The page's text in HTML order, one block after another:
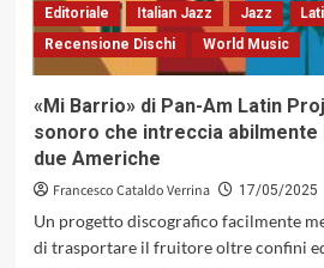
l’Anticonformista»
Editoriale
Italian Jazz Jazz
Recensione Dischi
World Music
«Mi Barrio» di Pan-Am Latin
sonoro che intreccia
due Americhe
Francesco Cataldo Verrina 17/05/2025
Un progetto discografico facilmente
di trasportare il fruitore oltre confini